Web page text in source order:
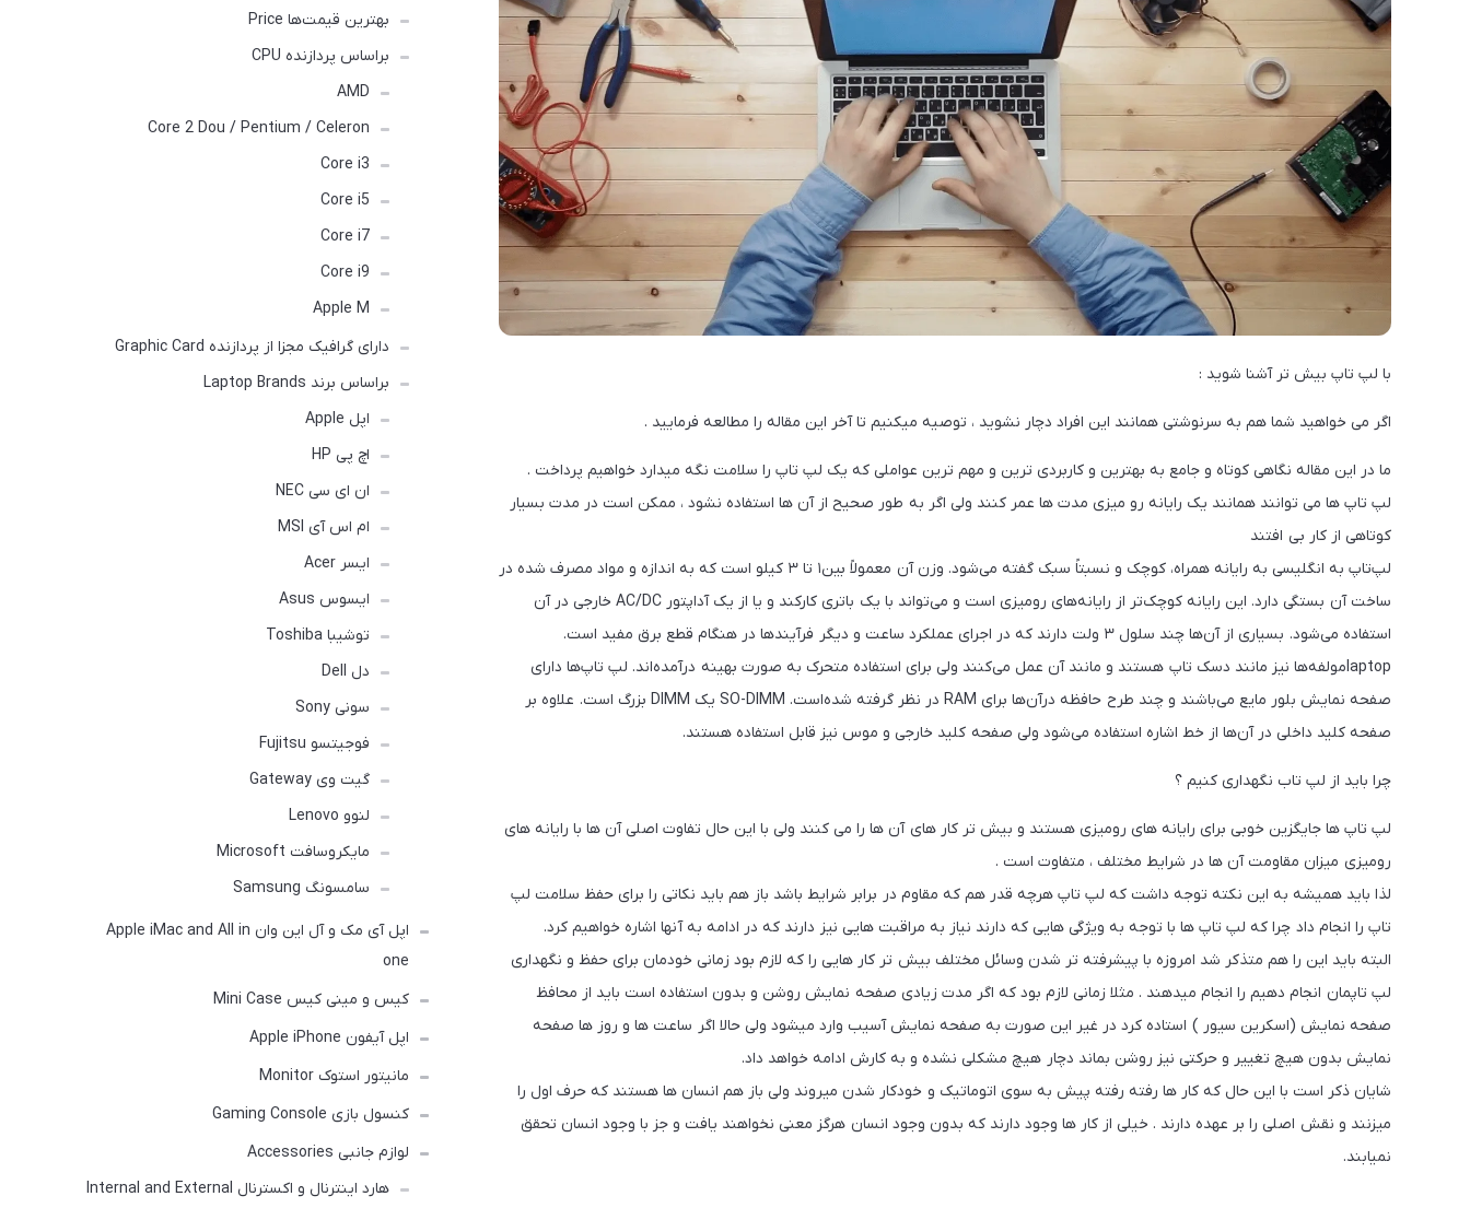
با لپ تاپ بیش تر آشنا شوید :
اگر می خواهید شما هم به سرنوشتی همانند این افراد دچار نشوید ، توصیه میکنیم تا آخر این مقاله را مطالعه فرمایید .
ما در این مقاله نگاهی کوتاه و جامع به بهترین و کاربردی ترین و مهم ترین عواملی که یک لپ تاپ را سلامت نگه میدارد خواهیم پرداخت .
لپ تاپ ها می توانند همانند یک رایانه رو میزی مدت ها عمر کنند ولی اگر به طور صحیح از آن ها استفاده نشود ، ممکن است در مدت بسیار
کوتاهی از کار بی افتند
لپ‌تاپ به انگلیسی به رایانه همراه، کوچک و نسبتاً سبک گفته می‌شود. وزن آن معمولاً بین۱ تا ۳ کیلو است که به اندازه و مواد مصرف شده در
ساخت آن بستگی دارد. این رایانه کوچک‌تر از رایانه‌های رومیزی است و می‌تواند با یک باتری کارکند و یا از یک آداپتور AC/DC خارجی در آن
استفاده می‌شود. بسیاری از آن‌ها چند سلول ۳ ولت دارند که در اجرای عملکرد ساعت و دیگر فرآیندها در هنگام قطع برق مفید است.
laptopمولفه‌ها نیز مانند دسک تاپ هستند و مانند آن عمل می‌کنند ولی برای استفاده متحرک به صورت بهینه درآمده‌اند. لپ تاپ‌ها دارای
صفحه نمایش بلور مایع می‌باشند و چند طرح حافظه درآن‌ها برای RAM در نظر گرفته شده‌است. SO-DIMM یک DIMM بزرگ است. علاوه بر
صفحه کلید داخلی در آن‌ها از خط اشاره استفاده می‌شود ولی صفحه کلید خارجی و موس نیز قابل استفاده هستند.
چرا باید از لپ تاب نگهداری کنیم ؟
لپ تاپ ها جایگزین خوبی برای رایانه های رومیزی هستند و بیش تر کار های آن ها را می کنند ولی با این حال تفاوت اصلی آن ها با رایانه های
رومیزی میزان مقاومت آن ها در شرایط مختلف ، متفاوت است .
لذا باید همیشه به این نکته توجه داشت که لپ تاپ هرچه قدر هم که مقاوم در برابر شرایط باشد باز هم باید نکاتی را برای حفظ سلامت لپ
تاپ را انجام داد چرا که لپ تاپ ها با توجه به ویژگی هایی که دارند نیاز به مراقبت هایی نیز دارند که در ادامه به آنها اشاره خواهیم کرد.
البته باید این را هم متذکر شد امروزه با پیشرفته تر شدن وسائل مختلف بیش تر کار هایی را که لازم بود زمانی خودمان برای حفظ و نگهداری
لپ تاپمان انجام دهیم را انجام میدهند . مثلا زمانی لازم بود که اگر مدت زیادی صفحه نمایش روشن و بدون استفاده است باید از محافظ
صفحه نمایش (اسکرین سیور ) استاده کرد در غیر این صورت به صفحه نمایش آسیب وارد میشود ولی حالا اگر ساعت ها و روز ها صفحه
نمایش بدون هیچ تغییر و حرکتی نیز روشن بماند دچار هیچ مشکلی نشده و به کارش ادامه خواهد داد.
شایان ذکر است با این حال که کار ها رفته رفته پیش به سوی اتوماتیک و خودکار شدن میروند ولی باز هم انسان ها هستند که حرف اول را
میزنند و نقش اصلی را بر عهده دارند . خیلی از کار ها وجود دارند که بدون وجود انسان هرگز معنی نخواهند یافت و جز با وجود انسان تحقق
نمیابند.
بهترین قیمت‌ها Price
براساس پردازنده CPU
AMD
Core 2 Dou / Pentium / Celeron
Core i3
Core i5
Core i7
Core i9
Apple M
دارای گرافیک مجزا از پردازنده Graphic Card
براساس برند Laptop Brands
اپل Apple
اچ پی HP
ان ای سی NEC
ام اس آی MSI
ایسر Acer
ایسوس Asus
توشیبا Toshiba
دل Dell
سونی Sony
فوجیتسو Fujitsu
گیت وی Gateway
لنوو Lenovo
مایکروسافت Microsoft
سامسونگ Samsung
اپل آی مک و آل این وان Apple iMac and All in
one
کیس و مینی کیس Mini Case
اپل آیفون Apple iPhone
مانیتور استوک Monitor
کنسول بازی Gaming Console
لوازم جانبی Accessories
هارد اینترنال و اکسترنال Internal and External